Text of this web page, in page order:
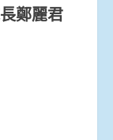
鄭麗君